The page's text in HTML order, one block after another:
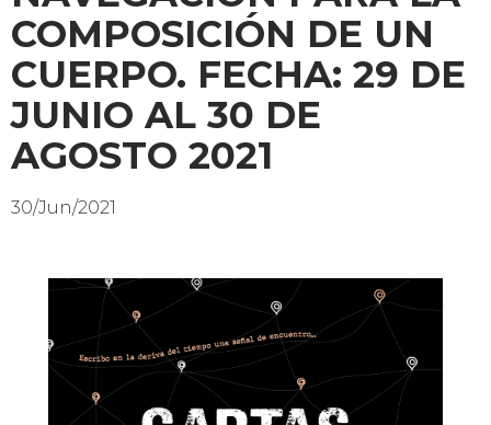
COMPOSICIÓN DE UN
CUERPO. FECHA: 29 DE
JUNIO AL 30 DE
AGOSTO 2021
30/Jun/2021